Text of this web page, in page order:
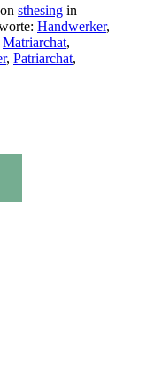
sthesing in
Handwerker,
Matriarchat,
, Patriarchat,